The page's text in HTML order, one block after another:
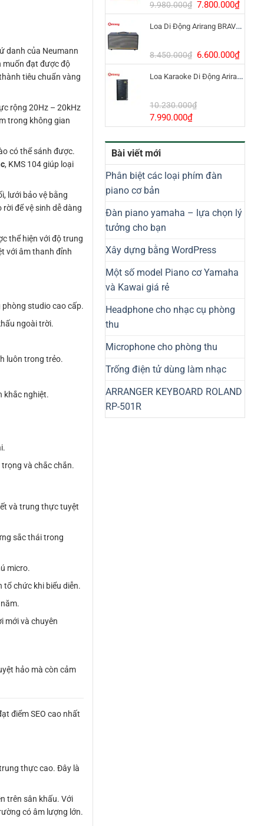
8.800.000₫.
9.980.000₫ Giá
gốc
là:
7.800.000₫Giá
hiện
tại
Loa Di Động Arirang BRAVO 8 800W Có Micro
8.450.000₫ Giá
gốc
là:
6.600.000₫Giá
hiện
tại
Loa Karaoke Di Động Arirang EDGE-X Model I
10.230.000₫
Giá
gốc
là:
10.230.000₫.
7.990.000₫Giá
hiện
tại
7.990.000₫.
Bài viết mới
Phân biệt các loại phím đàn
piano cơ bản
Đàn piano yamaha – lựa chọn lý
tưởng cho bạn
Xây dựng bằng WordPress
Một số model Piano cơ Yamaha
và Kawai giá rẻ
Headphone cho nhạc cụ phòng
thu
Microphone cho phòng thu
Trống điện tử dùng làm nhạc
ARRANGER KEYBOARD ROLAND
RP-501R
danh của Neumann
muốn đạt được độ
tiêu chuẩn vàng
rộng 20Hz – 20kHz
trong không gian
có thể sánh được.
, KMS 104 giúp loại
lưới bảo vệ bằng
để vệ sinh dễ dàng
thể hiện với độ trung
với âm thanh đỉnh
studio cao cấp.
ngoài trời.
luôn trong trẻo.
khắc nghiệt.
và chắc chắn.
và trung thực tuyệt
sắc thái trong
micro.
tổ chức khi biểu diễn.
mới và chuyên
hảo mà còn cảm
điểm SEO cao nhất
thực cao. Đây là
trên sân khấu. Với
có âm lượng lớn.